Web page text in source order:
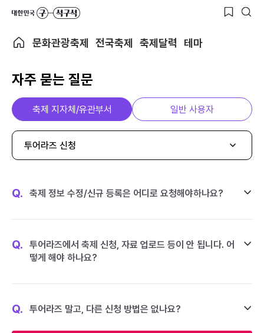
문화관광축제 전국축제 축제달력 테마
자주 묻는 질문
축제 지자체/유관부서 일반 사용자
투어라즈 신청
Q. 축제 정보 수정/신규 등록은 어디로 요청해야하나요?
Q.
투어라즈에서 축제 신청, 자료 업로드 등이 안 됩니다. 어
떻게 해야 하나요?
Q. 투어라즈 말고, 다른 신청 방법은 없나요?